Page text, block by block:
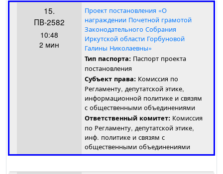
15.
ПВ-2582
10:48
2 мин
Проект постановления «О
награждении Почетной грамотой
Законодательного Собрания
Иркутской области Горбуновой
Галины Николаевны»
Тип паспорта: Паспорт проекта
постановления
Субъект права: Комиссия по
Регламенту, депутатской этике,
информационной политике и связям
с общественными объединениями
Ответственный комитет: Комиссия
по Регламенту, депутатской этике,
инф. политике и связям с
общественными объединениями